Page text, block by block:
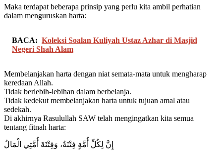
Maka terdapat beberapa prinsip yang perlu kita ambil perhatian
dalam menguruskan harta:
BACA: Koleksi Soalan Kuliyah Ustaz Azhar di Masjid
Negeri Shah Alam
Membelanjakan harta dengan niat semata-mata untuk mengharap
keredaan Allah.
Tidak berlebih-lebihan dalam berbelanja.
Tidak kedekut membelanjakan harta untuk tujuan amal atau
sedekah.
Di akhirnya Rasulullah SAW telah mengingatkan kita semua
tentang fitnah harta:
إِنَّ لِكُلِّ أُمَّةٍ فِتْنَةٌ، وَفِتْنَةَ أُمَّتِي الْمَالُ